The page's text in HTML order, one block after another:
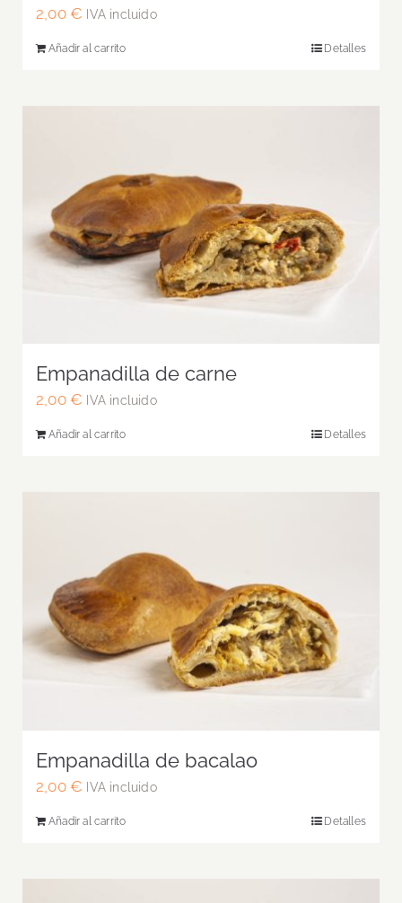
2,00 € IVA incluido
Añadir al carrito Detalles
Empanadilla de carne
2,00 € IVA incluido
Añadir al carrito Detalles
Empanadilla de bacalao
2,00 € IVA incluido
Añadir al carrito Detalles